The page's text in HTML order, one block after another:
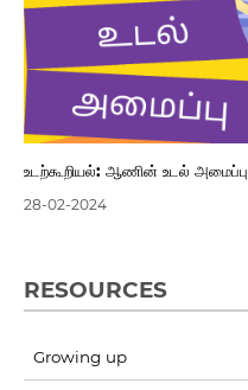
உடற்கூறியல்: ஆணின் உடல் அமைப்பு
28-02-2024
RESOURCES
Growing up